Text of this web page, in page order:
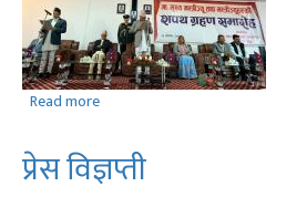
Read more
मुख्यमन्त्री
मंगल
प्रेस विज्ञप्ती